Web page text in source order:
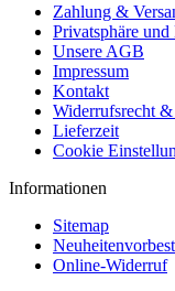
Zahlung &
Privatsphäre und
Unsere AGB
Impressum
Kontakt
Widerrufsrecht
Lieferzeit
Cookie
Informationen
Sitemap
Online-Widerruf